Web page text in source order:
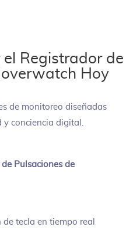
Registrador de
Hoy
de monitoreo diseñadas
y conciencia digital.
Pulsaciones de
tecla en tiempo real